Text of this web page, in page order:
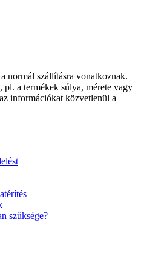
normál szállításra vonatkoznak.
a termékek súlya, mérete vagy
információkat közvetlenül a
szüksége?